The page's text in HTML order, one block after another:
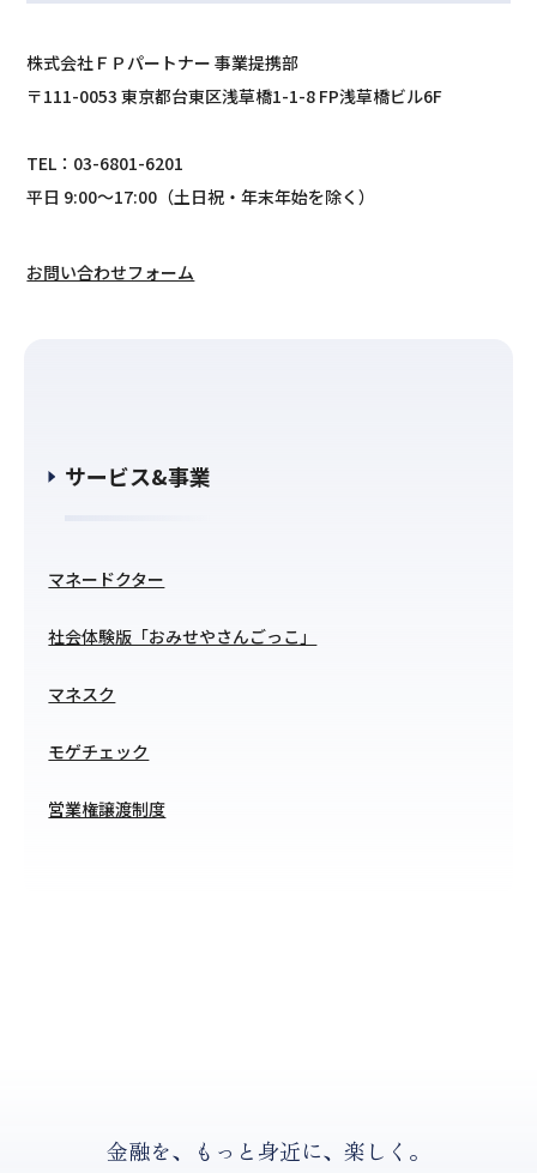
株式会社ＦＰパートナー 事業提携部
〒111-0053 東京都台東区浅草橋1-1-8 FP浅草橋ビル6F
TEL：03-6801-6201
平日 9:00～17:00（土日祝・年末年始を除く）
お問い合わせフォーム
サービス&事業
マネードクター
社会体験版「おみせやさんごっこ」
マネスク
モゲチェック
営業権譲渡制度
金融を、もっと身近に、楽しく。